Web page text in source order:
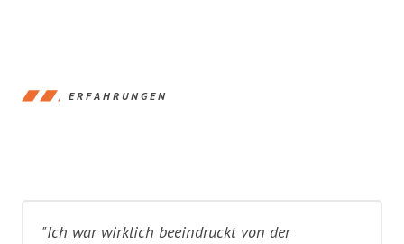
ERFAHRUNGEN
"Ich war wirklich beeindruckt von der